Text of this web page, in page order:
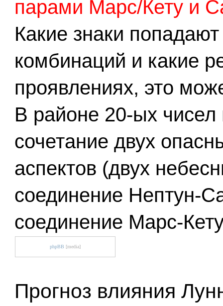
парами Марс/Кету и
Какие знаки
комбинаций и какие
проявлениях, это
В районе 20-ых
сочетание двух
аспектов (двух
соединение Нептун-
соединение Марс-
phpBB [media]
Прогноз влияния